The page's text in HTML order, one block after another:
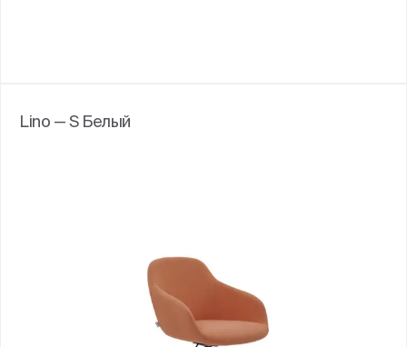
Lino — S Белый